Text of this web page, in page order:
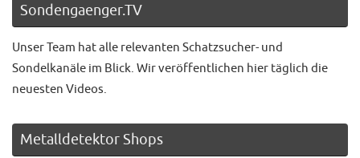
Sondengaenger.TV
Unser Team hat alle relevanten Schatzsucher- und
Sondelkanäle im Blick. Wir veröffentlichen hier täglich die
neuesten Videos.
Metalldetektor Shops